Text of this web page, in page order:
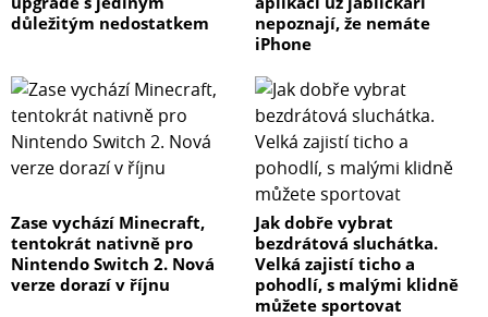
důležitým nedostatkem
nepoznají, že nemáte
iPhone
Zase vychází Minecraft,
tentokrát nativně pro
Nintendo Switch 2. Nová
verze dorazí v říjnu
Jak dobře vybrat
bezdrátová sluchátka.
Velká zajistí ticho a
pohodlí, s malými klidně
můžete sportovat